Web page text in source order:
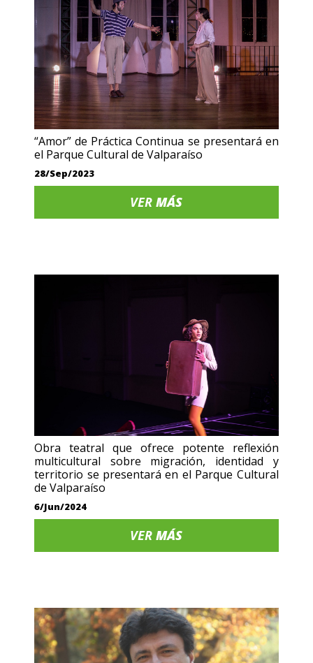
“Amor” de Práctica Continua se presentará en
el Parque Cultural de Valparaíso
28/Sep/2023
VERMÁS
Obra teatral que ofrece potente reflexión
multicultural sobre migración, identidad y
territorio se presentará en el Parque Cultural
de Valparaíso
6/Jun/2024
VERMÁS